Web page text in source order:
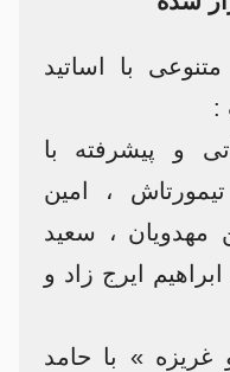
با اساتید
:
و پیشرفته با
، امین
، سعید
ایرج زاد و
» با حامد